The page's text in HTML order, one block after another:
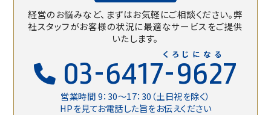
経営のお悩みなど、まずはお気軽にご相談ください。弊
社スタッフがお客様の状況に最適なサービスをご提供
いたします。
03-6417-9627
営業時間 9：30〜17：30（土日祝を除く）
HPを見てお電話した旨をお伝えください
くろじになる